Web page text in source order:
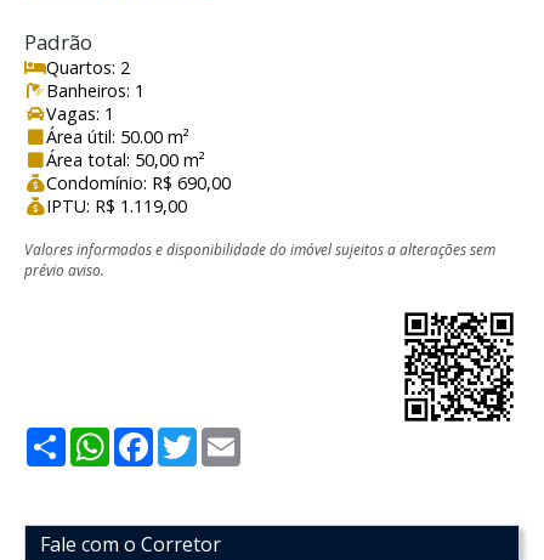
Padrão
Quartos: 2
Banheiros: 1
Vagas: 1
Área útil: 50.00 m²
Área total: 50,00 m²
Condomínio: R$ 690,00
IPTU: R$ 1.119,00
Valores informados e disponibilidade do imóvel sujeitos a alterações sem
prévio aviso.
ShareWhatsApp
Facebook
Twitter
Fale com o Corretor